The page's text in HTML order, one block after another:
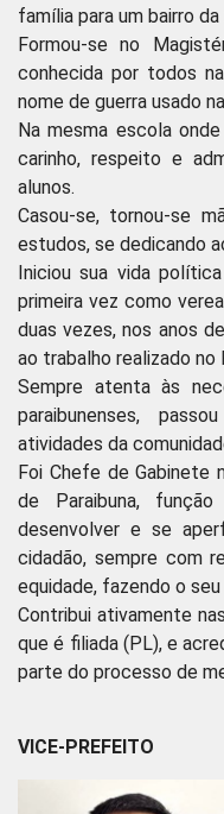
família para um bairro
Formou-se no
conhecida por todos
nome de guerra usado
Na mesma escola
carinho, respeito e
alunos.
Casou-se, tornou-se
estudos, se dedicando
Iniciou sua vida
primeira vez como
duas vezes, nos anos
ao trabalho realizado
Sempre atenta às
paraibunenses,
atividades da
Foi Chefe de Gabinete
de Paraibuna,
desenvolver e se
cidadão, sempre com
equidade, fazendo o seu
Contribui ativamente
que é filiada (PL), e
parte do processo de
VICE-PREFEITO